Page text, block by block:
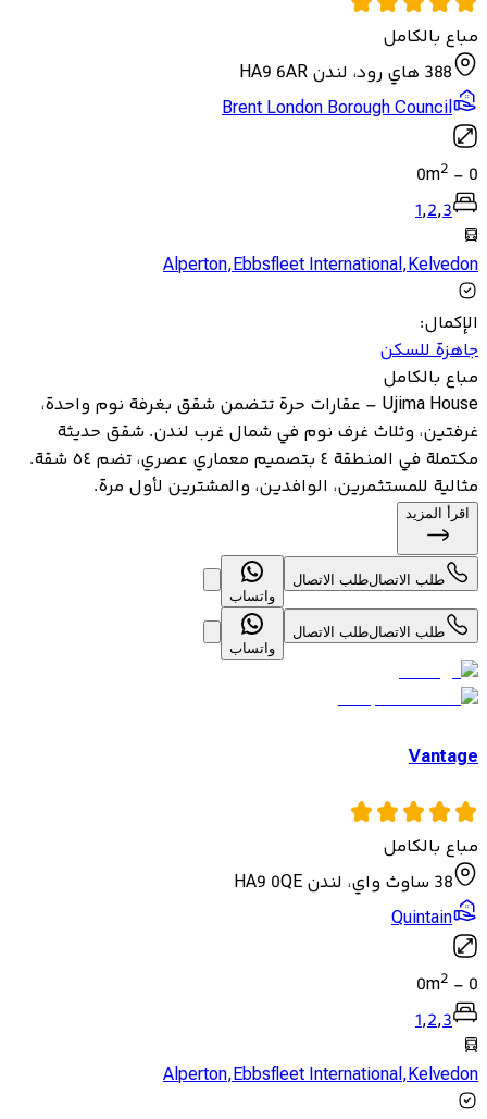
مباع بالكامل
388 هاي رود، لندن HA9 6AR
Brent London Borough Council
0
-
0m2
1,2,3
Alperton,Ebbsfleet International,Kelvedon
الإكمال:
جاهزة للسكن
مباع بالكامل
Ujima House – عقارات حرة تتضمن شقق بغرفة نوم واحدة،
غرفتين، وثلاث غرف نوم في شمال غرب لندن. شقق حديثة
مكتملة في المنطقة ٤ بتصميم معماري عصري، تضم ٥٤ شقة.
مثالية للمستثمرين، الوافدين، والمشترين لأول مرة.
اقرأ المزيد
طلب الاتصالطلب الاتصال
واتساب
طلب الاتصالطلب الاتصال
واتساب
Vantage
مباع بالكامل
38 ساوث واي، لندن HA9 0QE
Quintain
0
-
0m2
1,2,3
Alperton,Ebbsfleet International,Kelvedon